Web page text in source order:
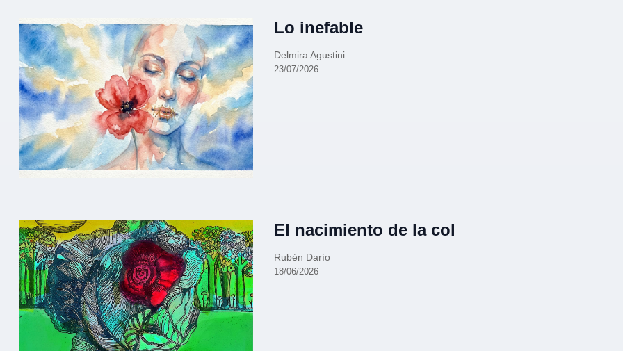
Lo inefable
Delmira Agustini
23/07/2026
El nacimiento de la col
Rubén Darío
18/06/2026